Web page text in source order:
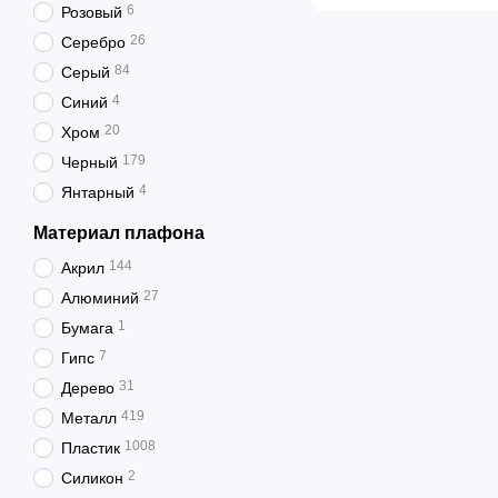
Розовый 6
Серебро 26
Серый 84
Синий 4
Хром 20
Черный 179
Янтарный 4
Материал плафона
Акрил 144
Алюминий 27
Бумага 1
Гипс 7
Дерево 31
Металл 419
Пластик 1008
Силикон 2